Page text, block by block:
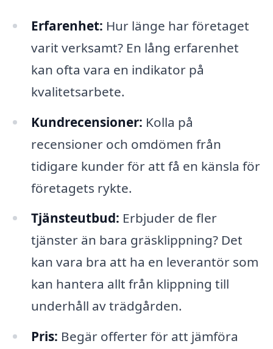
Erfarenhet: Hur länge har företaget
varit verksamt? En lång erfarenhet
kan ofta vara en indikator på
kvalitetsarbete.
Kundrecensioner: Kolla på
recensioner och omdömen från
tidigare kunder för att få en känsla för
företagets rykte.
Tjänsteutbud: Erbjuder de fler
tjänster än bara gräsklippning? Det
kan vara bra att ha en leverantör som
kan hantera allt från klippning till
underhåll av trädgården.
Pris: Begär offerter för att jämföra